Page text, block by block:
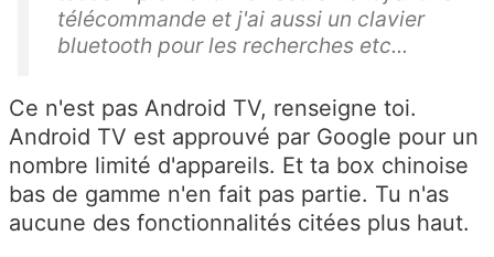
télécommande et j'ai aussi un clavier
bluetooth pour les recherches etc...
Ce n'est pas Android TV, renseigne toi.
Android TV est approuvé par Google pour un
nombre limité d'appareils. Et ta box chinoise
bas de gamme n'en fait pas partie. Tu n'as
aucune des fonctionnalités citées plus haut.